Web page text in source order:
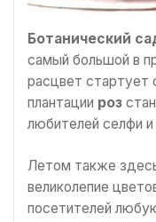
Ботанический
самый большой в
расцвет стартует
плантации роз
любителей селфи
Летом также
великолепие
посетителей